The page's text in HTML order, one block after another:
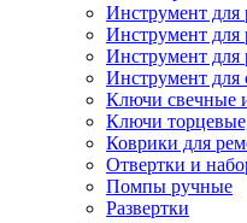
Инструмент для
Инструмент для
Инструмент для
Инструмент для
Ключи свечные
Ключи
Коврики для
Отвертки и
Помпы ручные
Развертки